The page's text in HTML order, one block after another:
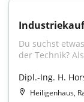
Du suchst
der Technik?
Dipl.-Ing. H.
Heiligenhaus,